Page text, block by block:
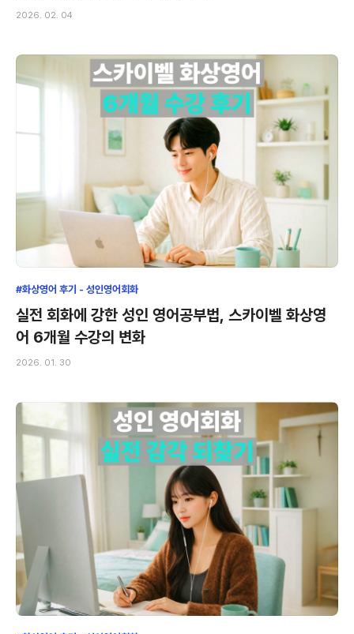
2026. 02. 04
#화상영어 후기 - 성인영어회화
실전 회화에 강한 성인 영어공부법, 스카이벨 화상영
어 6개월 수강의 변화
2026. 01. 30